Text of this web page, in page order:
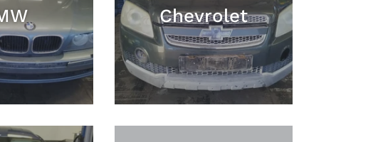
Chevrolet